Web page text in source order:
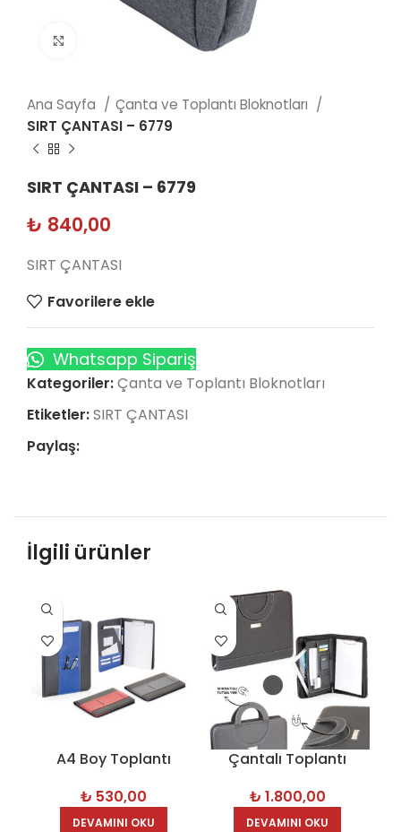
Click to enlarge
Ana Sayfa
Çanta ve Toplantı Bloknotları
SIRT ÇANTASI – 6779
SIRT ÇANTASI – 6779
₺ 840,00
SIRT ÇANTASI
Favorilere ekle
Whatsapp Sipariş
Kategoriler:Çanta ve Toplantı Bloknotları
Etiketler:SIRT ÇANTASI
Paylaş:
İlgili ürünler
A4 Boy Toplantı
₺ 530,00
DEVAMINI OKU
Çantalı Toplantı
₺ 1.800,00
DEVAMINI OKU